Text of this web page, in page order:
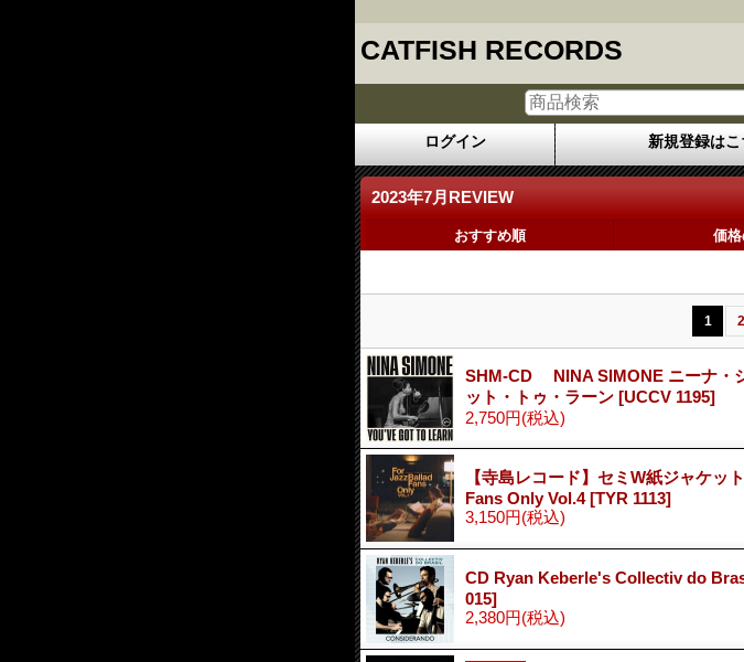
CATFISH RECORDS
ログイン 新規登録はこ
2023年7月REVIEW
おすすめ順 価
1 2
SHM-CD NINA SIMONE ニーナ・
ット・トゥ・ラーン [UCCV 1195]
2,750円(税込)
【寺島レコード】セミW紙ジャケ
Fans Only Vol.4[TYR 1113]
3,150円(税込)
CD Ryan Keberle's Collectiv do
015]
2,380円(税込)